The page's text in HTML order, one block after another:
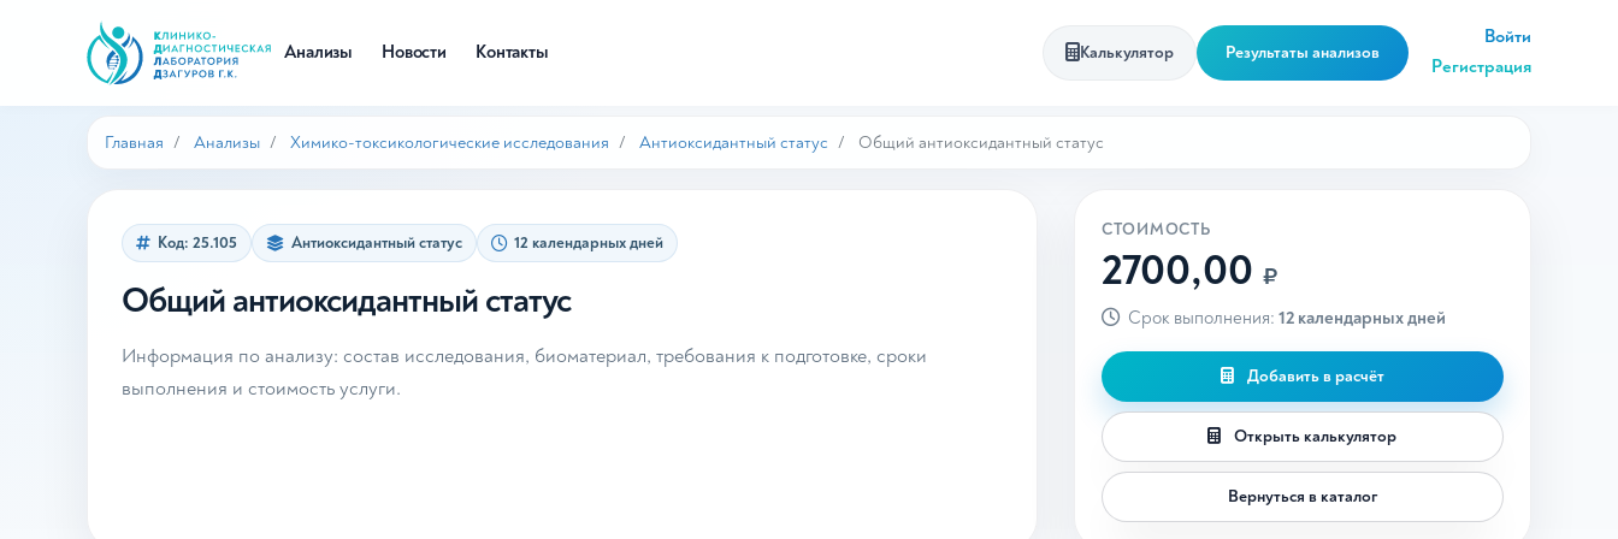
Анализы Новости Контакты Калькулятор Результаты анализов
Войти
Регистрация
Главная Анализы Химико-токсикологические исследования Антиоксидантный статус Общий антиоксидантный статус
Код: 25.105 Антиоксидантный статус 12 календарных дней
Общий антиоксидантный статус
Информация по анализу: состав исследования, биоматериал, требования к подготовке, сроки
выполнения и стоимость услуги.
СТОИМОСТЬ
2700,00 ₽
Срок выполнения: 12 календарных дней
Добавить в расчёт
Открыть калькулятор
Вернуться в каталог